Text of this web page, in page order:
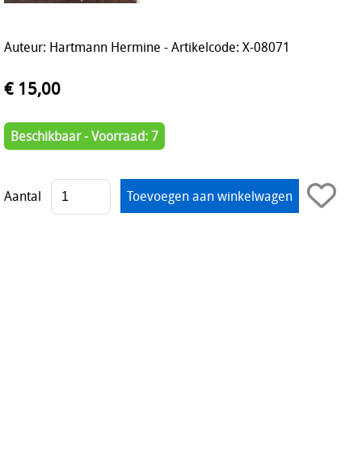
Auteur: Hartmann Hermine - Artikelcode: X-08071
€ 15,00
Beschikbaar - Voorraad: 7
Aantal